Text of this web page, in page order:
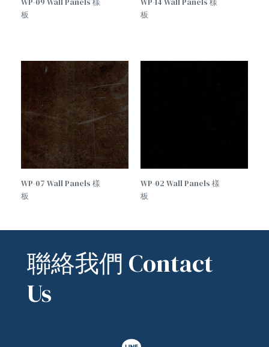
板
板
WP-07 Wall Panels 樣
板
WP-02 Wall Panels 樣
板
聯絡我們 Contact
Us